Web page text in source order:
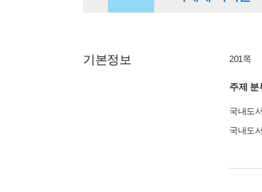
기본정보 201쪽
주제 분
국내도
국내도